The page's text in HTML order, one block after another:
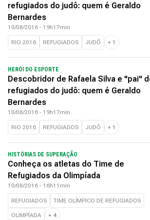
refugiados do judô: quem é Geraldo
Bernardes
10/08/2016 - 19h17min
RIO 2016 REFUGIADOS JUDÔ + 1
HERÓI DO ESPORTE
Descobridor de Rafaela Silva e "pai"
refugiados do judô: quem é Geraldo
Bernardes
10/08/2016 - 19h17min
RIO 2016 REFUGIADOS JUDÔ + 1
HISTÓRIAS DE SUPERAÇÃO
Conheça os atletas do Time de
Refugiados da Olimpíada
10/08/2016 - 16h11min
REFUGIADOS TIME OLÍMPICO DE REFUGIADOS
OLIMPÍADA + 4